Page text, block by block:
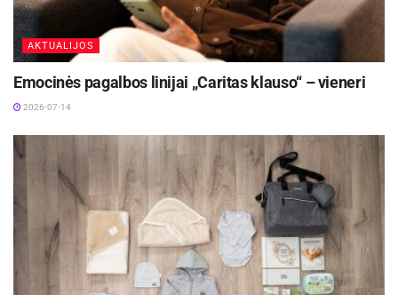
AKTUALIJOS
Emocinės pagalbos linijai „Caritas klauso“ – vieneri
2026-07-14